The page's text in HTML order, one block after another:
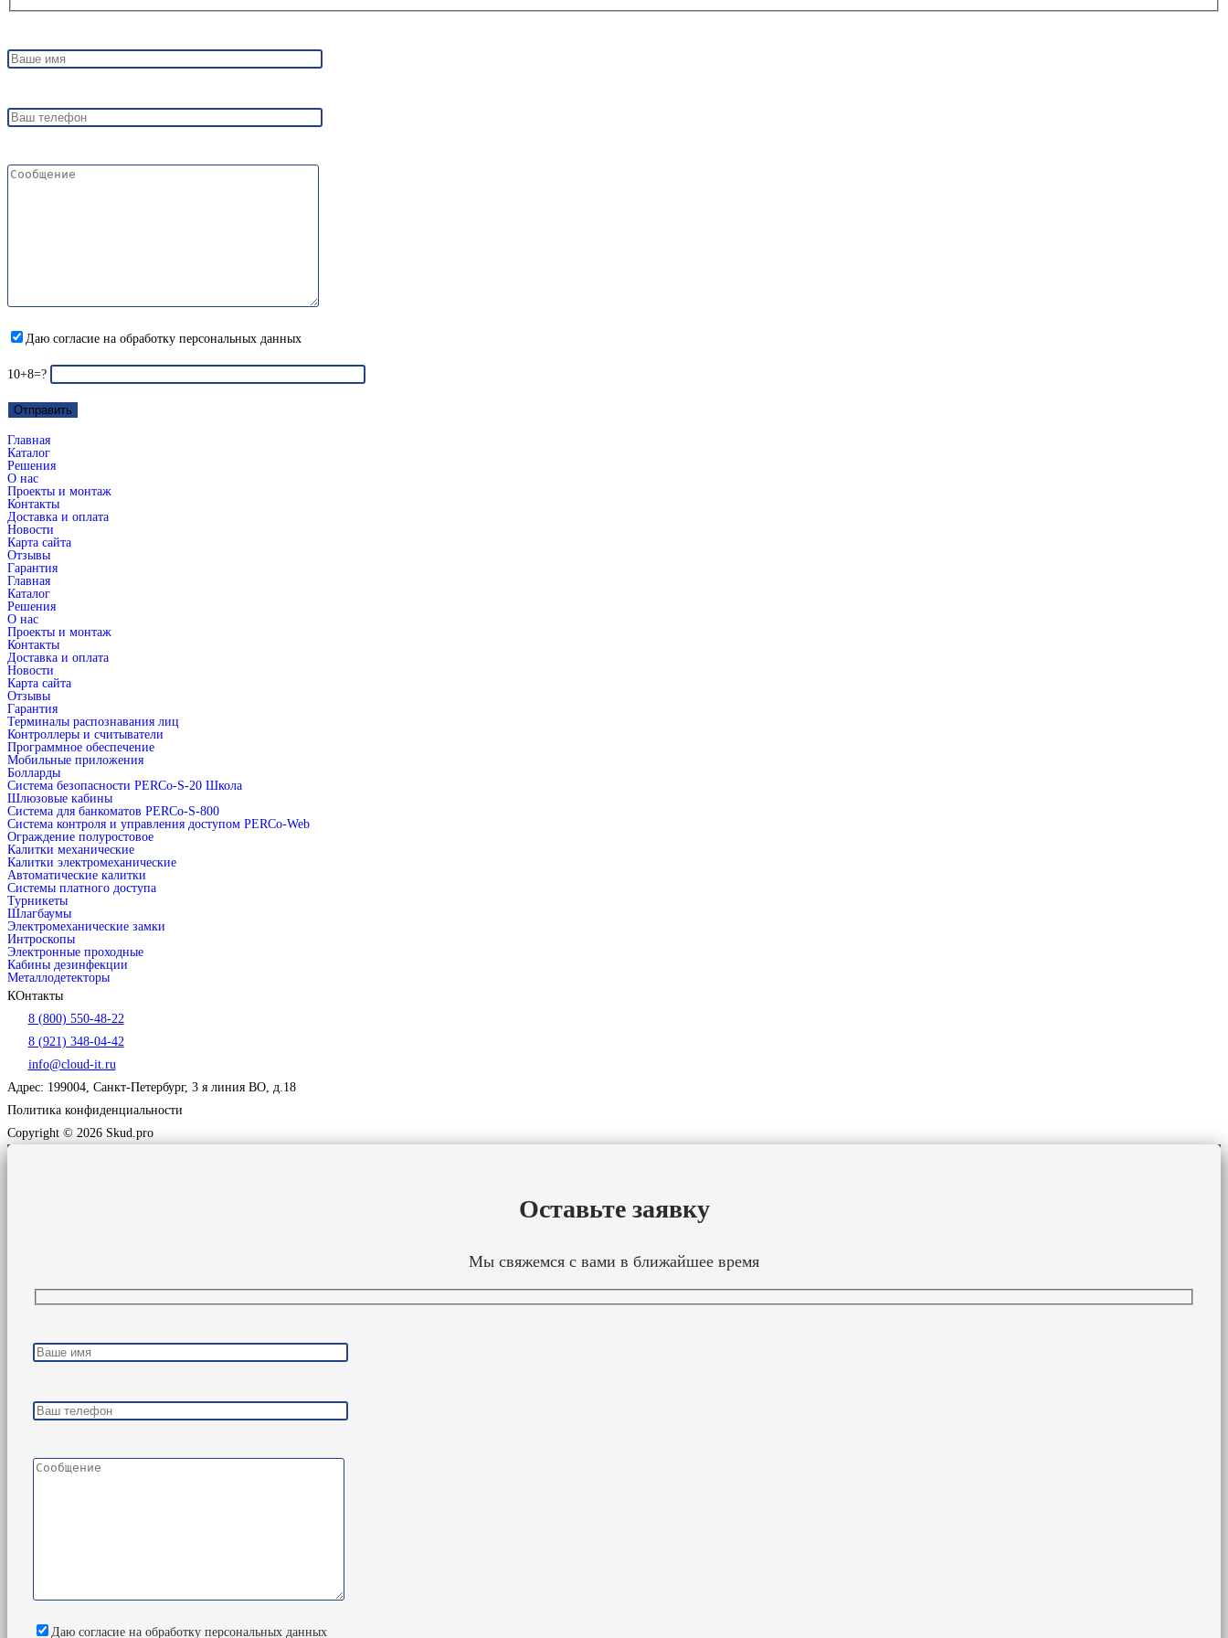
Даю согласие на обработку персональных данных
10+8=?
Главная
Каталог
Решения
О нас
Проекты и монтаж
Контакты
Доставка и оплата
Новости
Карта сайта
Отзывы
Гарантия
Главная
Каталог
Решения
О нас
Проекты и монтаж
Контакты
Доставка и оплата
Новости
Карта сайта
Отзывы
Гарантия
Терминалы распознавания лиц
Контроллеры и считыватели
Программное обеспечение
Мобильные приложения
Болларды
Система безопасности PERCo-S-20 Школа
Шлюзовые кабины
Система для банкоматов PERCo-S-800
Система контроля и управления доступом PERCo-Web
Ограждение полуростовое
Калитки механические
Калитки электромеханические
Автоматические калитки
Системы платного доступа
Турникеты
Шлагбаумы
Электромеханические замки
Интроскопы
Электронные проходные
Кабины дезинфекции
Металлодетекторы
КОнтакты
8 (800) 550-48-22
8 (921) 348-04-42
info@cloud-it.ru
Адрес: 199004, Санкт-Петербург, 3 я линия ВО, д.18
Политика конфиденциальности
Copyright © 2026 Skud.pro
Оставьте заявку
Мы свяжемся с вами в ближайшее время
Даю согласие на обработку персональных данных